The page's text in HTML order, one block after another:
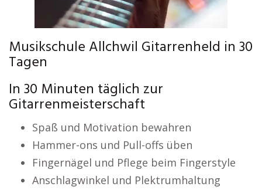
Musikschule Allchwil Gitarrenheld in 30
Tagen
In 30 Minuten täglich zur
Gitarrenmeisterschaft
Spaß und Motivation bewahren
Hammer-ons und Pull-offs üben
Fingernägel und Pflege beim Fingerstyle
Anschlagwinkel und Plektrumhaltung